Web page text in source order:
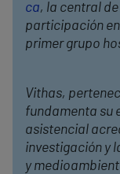
ca, la central
participación
primer grupo
Vithas,
fundamenta su
asistencial
investigación y
y